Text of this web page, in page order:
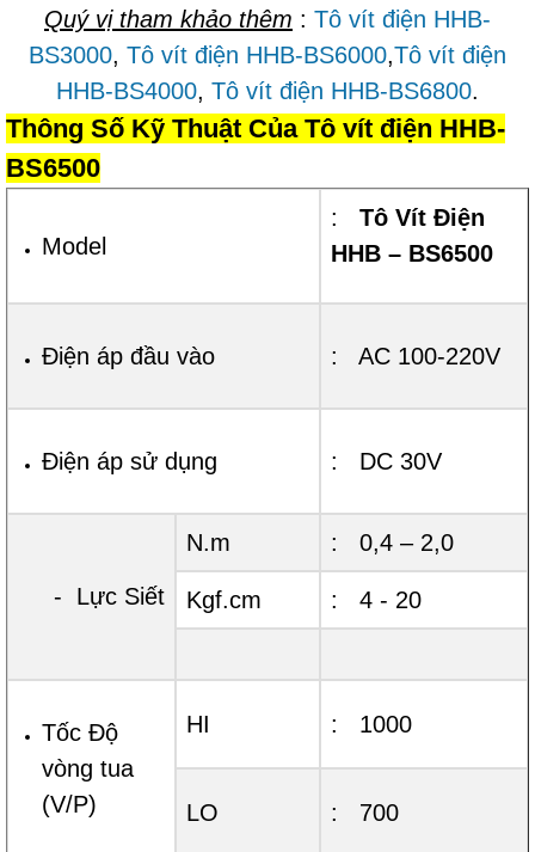
Quý vị tham khảo thêm : Tô vít điện HHB-
BS3000, Tô vít điện HHB-BS6000,Tô vít điện
HHB-BS4000, Tô vít điện HHB-BS6800.
Thông Số Kỹ Thuật Của Tô vít điện HHB-
BS6500
Model
: Tô Vít Điện
HHB – BS6500
Điện áp đầu vào : AC 100-220V
Điện áp sử dụng : DC 30V
- Lực Siết
N.m : 0,4 – 2,0
Kgf.cm : 4 - 20
Tốc Độ
vòng tua
(V/P)
HI : 1000
LO : 700